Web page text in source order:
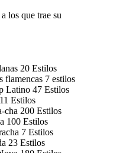
los que trae su
20 Estilos
flamencas 7 estilos
Latino 47 Estilos
Estilos
cha 200 Estilos
100 Estilos
7 Estilos
23 Estilos